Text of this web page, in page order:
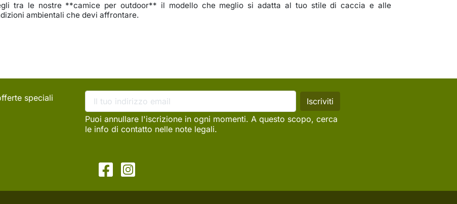
tra le nostre **camice per outdoor** il modello che meglio si adatta al tuo stile di caccia e alle
ambientali che devi affrontare.
speciali
Puoi annullare l'iscrizione in ogni momenti. A questo scopo, cerca
le info di contatto nelle note legali.